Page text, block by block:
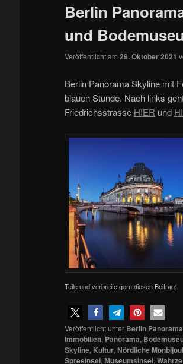
Berlin
und
Veröffentlicht am 29. Oktober 2021
Berlin Panorama Skyline mit
blauen Stunde. Nach links
Friedrichsstrasse HIER und
Teile und verbreite gern diesen Beitrag:
Veröffentlicht unter Berlin Panorama
Immobilien, Panorama,
Skyline, Kultur, Nördliche
Spreeinsel, Museumsinsel,